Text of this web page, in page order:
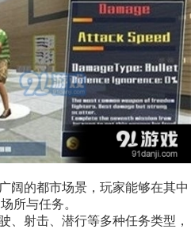
阔的都市场景，玩家能够在其中
所与任务。
、射击、潜行等多种任务类型，